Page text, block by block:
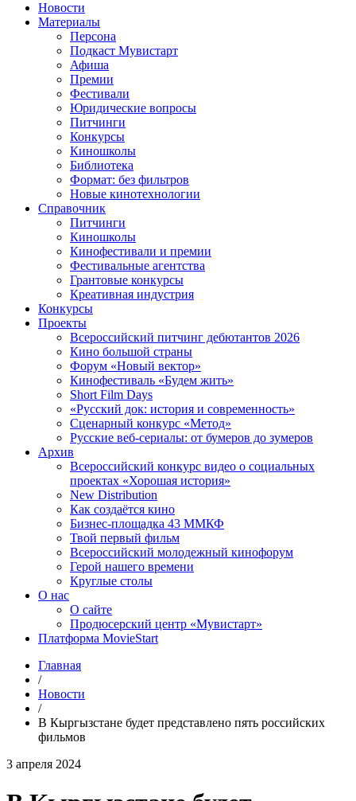
Новости
Материалы
Персона
Подкаст Мувистарт
Афиша
Премии
Фестивали
Юридические вопросы
Питчинги
Конкурсы
Киношколы
Библиотека
Формат: без фильтров
Новые кинотехнологии
Справочник
Питчинги
Киношколы
Кинофестивали и премии
Фестивальные агентства
Грантовые конкурсы
Креативная индустрия
Конкурсы
Проекты
Всероссийский питчинг дебютантов 2026
Кино большой страны
Форум «Новый вектор»
Кинофестиваль «Будем жить»
Short Film Days
«Русский док: история и современность»
Сценарный конкурс «Метод»
Русские веб-сериалы: от бумеров до зумеров
Архив
Всероссийский конкурс видео о социальных
проектах «Хорошая история»
New Distribution
Как создаётся кино
Бизнес-площадка 43 ММКФ
Твой первый фильм
Всероссийский молодежный кинофорум
Герой нашего времени
Круглые столы
О нас
О сайте
Продюсерский центр «Мувистарт»
Платформа MovieStart
Главная
/
Новости
/
В Кыргызстане будет представлено пять российских
фильмов
3 апреля 2024